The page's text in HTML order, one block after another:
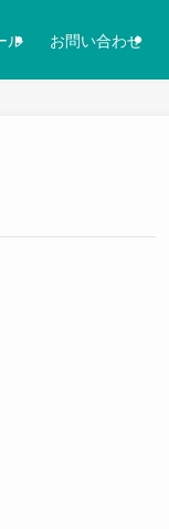
ル お問い合わせ